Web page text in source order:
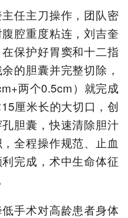
任主刀操作，团队密
腔重度粘连，刘吉奎
保护好胃窦和十二指
的胆囊并完整切除，
两个0.5cm）就完成
厘米长的大切口，创
胆囊，快速清除胆汁
全程操作规范、止血
完成，术中生命体征
手术对高龄患者身体